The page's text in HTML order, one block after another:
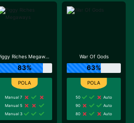
Piggy Riches Megaways
83%
Manual 7
Manual 5
Manual 3
War Of Gods
63%
50
Auto
90
Auto
80
Auto